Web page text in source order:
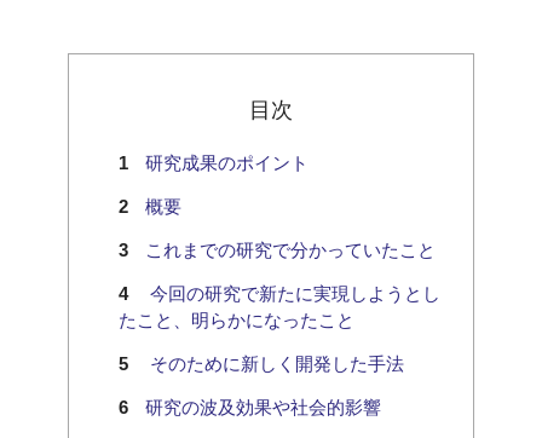
目次
研究成果のポイント
概要
これまでの研究で分かっていたこと
今回の研究で新たに実現しようとし
たこと、明らかになったこと
そのために新しく開発した手法
研究の波及効果や社会的影響